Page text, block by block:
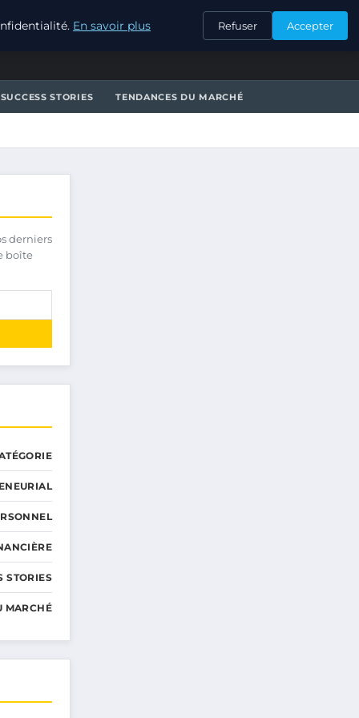
CONTACT
SUCCESS STORIES TENDANCES DU MARCHÉ
derniers
boîte
STORIES
MARCHÉ
En savoir plus Refuser Accepter